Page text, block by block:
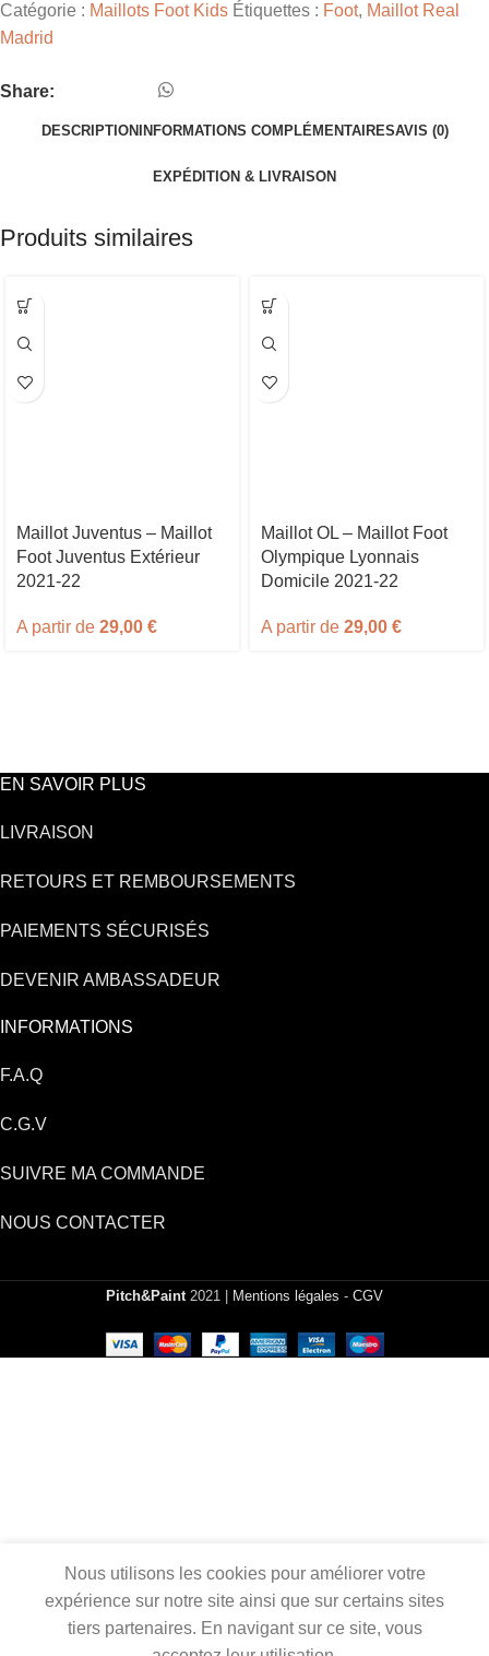
Catégorie : Maillots Foot Kids Étiquettes : Foot, Maillot Real
Madrid
Share:
DESCRIPTION INFORMATIONS COMPLÉMENTAIRESAVIS (0)
EXPÉDITION & LIVRAISON
Produits similaires
Maillot Juventus – Maillot
Foot Juventus Extérieur
2021-22
A partir de 29,00 €
Maillot OL – Maillot Foot
Olympique Lyonnais
Domicile 2021-22
A partir de 29,00 €
EN SAVOIR PLUS
LIVRAISON
RETOURS ET REMBOURSEMENTS
PAIEMENTS SÉCURISÉS
DEVENIR AMBASSADEUR
INFORMATIONS
F.A.Q
C.G.V
SUIVRE MA COMMANDE
NOUS CONTACTER
Pitch&Paint 2021 | Mentions légales - CGV
Nous utilisons les cookies pour améliorer votre
expérience sur notre site ainsi que sur certains sites
tiers partenaires. En navigant sur ce site, vous